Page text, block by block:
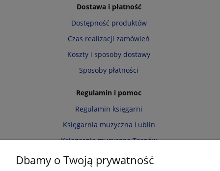
Dostawa i płatność
Dostępność produktów
Czas realizacji zamówień
Koszty i sposoby dostawy
Sposoby płatności
Regulamin i pomoc
Regulamin księgarni
Księgarnia muzyczna Lublin
Księgarnia muzyczna Tarnów
Informacja o cookies
Dbamy o Twoją prywatność